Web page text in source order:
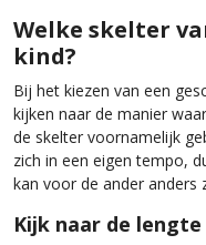
Welke skelter
kind?
Bij het kiezen van een
kijken naar de manier
de skelter voornamelijk
zich in een eigen tempo,
kan voor de ander anders
Kijk naar de